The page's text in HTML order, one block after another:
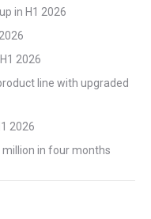
in H1 2026
2026
line with upgraded
2026
million in four months